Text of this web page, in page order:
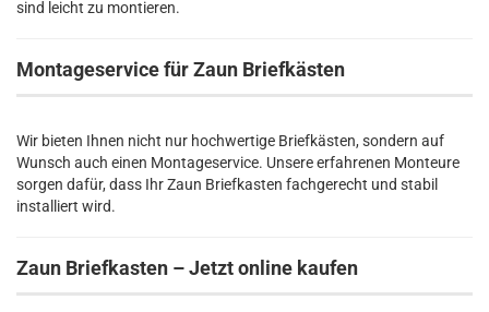
sind leicht zu montieren.
Montageservice für Zaun Briefkästen
Wir bieten Ihnen nicht nur hochwertige Briefkästen, sondern auf
Wunsch auch einen Montageservice. Unsere erfahrenen Monteure
sorgen dafür, dass Ihr Zaun Briefkasten fachgerecht und stabil
installiert wird.
Zaun Briefkasten – Jetzt online kaufen